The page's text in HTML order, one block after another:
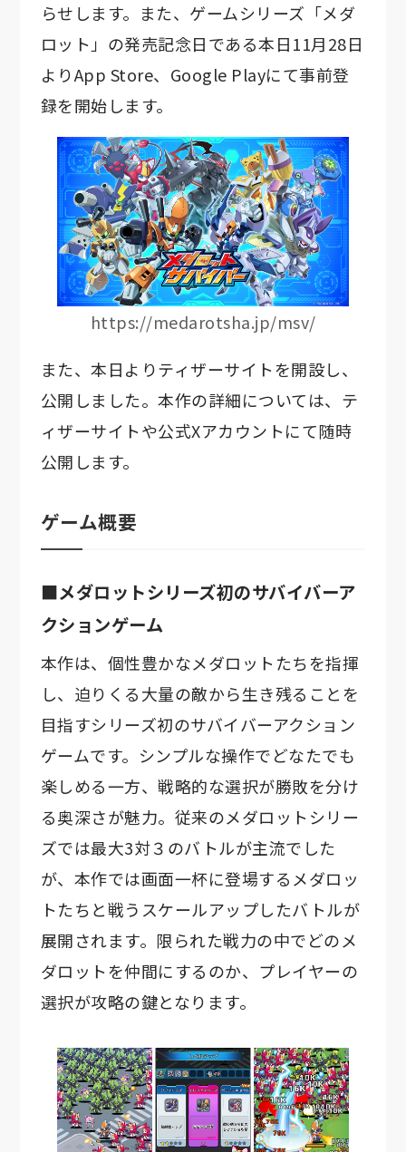
らせします。また、ゲームシリーズ「メダ
ロット」の発売記念日である本日11月28日
よりApp Store、Google Playにて事前登
録を開始します。
https://medarotsha.jp/msv/
また、本日よりティザーサイトを開設し、
公開しました。本作の詳細については、テ
ィザーサイトや公式Xアカウントにて随時
公開します。
ゲーム概要
■メダロットシリーズ初のサバイバーア
クションゲーム
本作は、個性豊かなメダロットたちを指揮
し、迫りくる大量の敵から生き残ることを
目指すシリーズ初のサバイバーアクション
ゲームです。シンプルな操作でどなたでも
楽しめる一方、戦略的な選択が勝敗を分け
る奥深さが魅力。従来のメダロットシリー
ズでは最大3対３のバトルが主流でした
が、本作では画面一杯に登場するメダロッ
トたちと戦うスケールアップしたバトルが
展開されます。限られた戦力の中でどのメ
ダロットを仲間にするのか、プレイヤーの
選択が攻略の鍵となります。